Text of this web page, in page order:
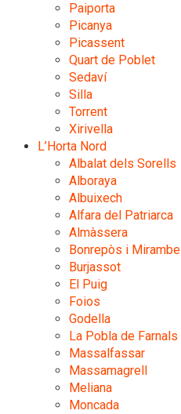
Paiporta
Picanya
Picassent
Quart de Poblet
Sedaví
Silla
Torrent
Xirivella
L’Horta Nord
Albalat dels Sorells
Alboraya
Albuixech
Alfara del Patriarca
Almàssera
Bonrepòs i Mirambell
Burjassot
El Puig
Foios
Godella
La Pobla de Farnals
Massalfassar
Massamagrell
Meliana
Moncada